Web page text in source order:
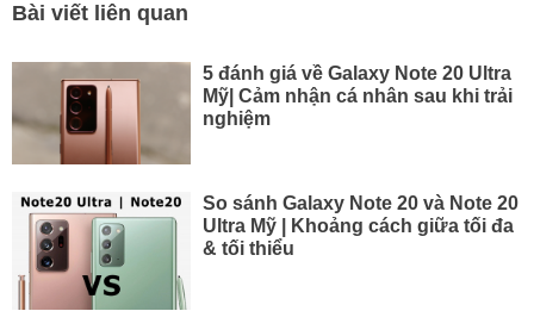
Bài viết liên quan
5 đánh giá về Galaxy Note 20 Ultra
Mỹ| Cảm nhận cá nhân sau khi trải
nghiệm
So sánh Galaxy Note 20 và Note 20
Ultra Mỹ | Khoảng cách giữa tối đa
& tối thiểu